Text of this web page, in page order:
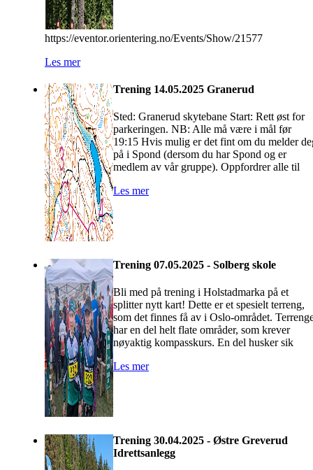
https://eventor.orientering.no/Events/Show/21577
Les mer
Trening 14.05.2025 Granerud
Sted: Granerud skytebane Start: Rett øst for
parkeringen. NB: Alle må være i mål før
19:15 Hvis mulig er det fint om du melder
på i Spond (dersom du har Spond og er
medlem av vår gruppe). Oppfordrer alle til
Les mer
Trening 07.05.2025 - Solberg skole
Bli med på trening i Holstadmarka på et
splitter nytt kart! Dette er et spesielt terreng,
som det finnes få av i Oslo-området.
har en del helt flate områder, som krever
nøyaktig kompasskurs. En del husker sik
Les mer
Trening 30.04.2025 - Østre Greverud
Idrettsanlegg